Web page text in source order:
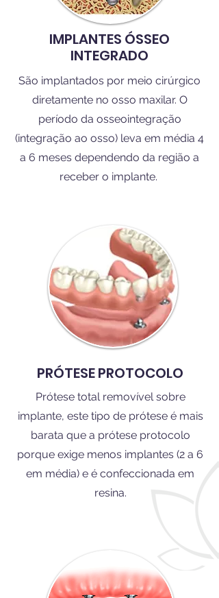
IMPLANTES ÓSSEO
INTEGRADO
São implantados por meio cirúrgico
diretamente no osso maxilar. O
período da osseointegração
(integração ao osso) leva em média 4
a 6 meses dependendo da região a
receber o implante.
PRÓTESE PROTOCOLO
Prótese total removível sobre
implante, este tipo de prótese é mais
barata que a prótese protocolo
porque exige menos implantes (2 a 6
em média) e é confeccionada em
resina.